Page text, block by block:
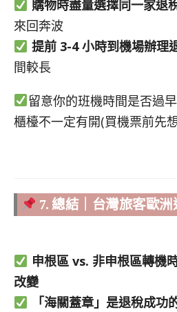
購物時盡量選擇同一家退
來回奔波
提前 3-4 小時到機場辦理
間較長
留意你的班機時間是否過
櫃檯不一定有開(買機票前先想
7. 總結｜台灣旅客歐
申根區 vs. 非申根區轉機
改變
「海關蓋章」是退稅成功